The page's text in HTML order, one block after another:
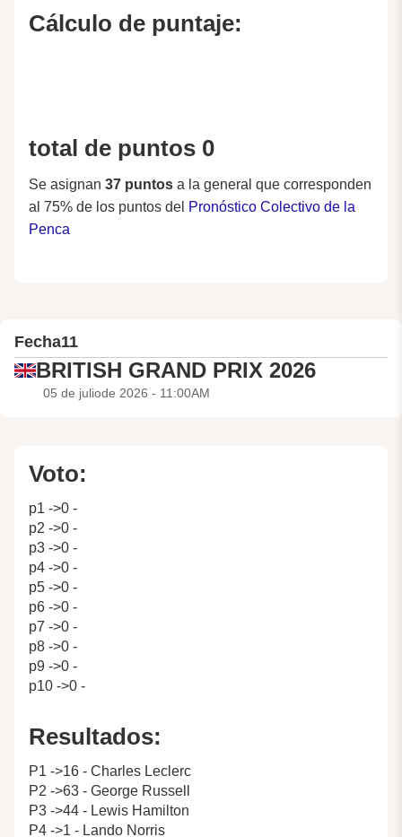
Cálculo de puntaje:
total de puntos 0
Se asignan 37 puntos a la general que corresponden
al 75% de los puntos del Pronóstico Colectivo de la
Penca
Fecha11
BRITISH GRAND PRIX 2026
05 de juliode 2026 - 11:00AM
Voto:
p1 ->0 -
p2 ->0 -
p3 ->0 -
p4 ->0 -
p5 ->0 -
p6 ->0 -
p7 ->0 -
p8 ->0 -
p9 ->0 -
p10 ->0 -
Resultados:
P1 ->16 - Charles Leclerc
P2 ->63 - George Russell
P3 ->44 - Lewis Hamilton
P4 ->1 - Lando Norris